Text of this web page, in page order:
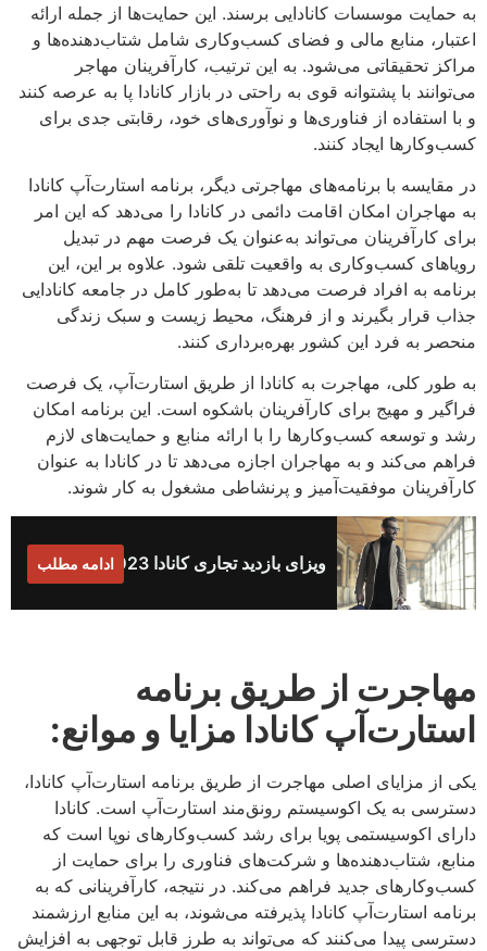
به حمایت موسسات کانادایی برسند. این حمایت‌ها از جمله ارائه
اعتبار، منابع مالی و فضای کسب‌وکاری شامل شتاب‌دهنده‌ها و
مراکز تحقیقاتی می‌شود. به این ترتیب، کارآفرینان مهاجر
می‌توانند با پشتوانه قوی به راحتی در بازار کانادا پا به عرصه کنند
و با استفاده از فناوری‌ها و نوآوری‌های خود، رقابتی جدی برای
کسب‌وکارها ایجاد کنند.
در مقایسه با برنامه‌های مهاجرتی دیگر، برنامه استارت‌آپ کانادا
به مهاجران امکان اقامت دائمی در کانادا را می‌دهد که این امر
برای کارآفرینان می‌تواند به‌عنوان یک فرصت مهم در تبدیل
رویاهای کسب‌وکاری به واقعیت تلقی شود. علاوه بر این، این
برنامه به افراد فرصت می‌دهد تا به‌طور کامل در جامعه کانادایی
جذاب قرار بگیرند و از فرهنگ، محیط زیست و سبک زندگی
منحصر به فرد این کشور بهره‌برداری کنند.
به طور کلی، مهاجرت به کانادا از طریق استارت‌آپ، یک فرصت
فراگیر و مهیج برای کارآفرینان باشکوه است. این برنامه امکان
رشد و توسعه کسب‌وکارها را با ارائه منابع و حمایت‌های لازم
فراهم می‌کند و به مهاجران اجازه می‌دهد تا در کانادا به عنوان
کارآفرینان موفقیت‌آمیز و پرنشاطی مشغول به کار شوند.
ویزای بازدید تجاری کانادا 2023 ادامه مطلب
مهاجرت از طریق برنامه
استارت‌آپ کانادا مزایا و موانع:
یکی از مزایای اصلی مهاجرت از طریق برنامه استارت‌آپ کانادا،
دسترسی به یک اکوسیستم رونق‌مند استارت‌آپ است. کانادا
دارای اکوسیستمی پویا برای رشد کسب‌وکارهای نوپا است که
منابع، شتاب‌دهنده‌ها و شرکت‌های فناوری را برای حمایت از
کسب‌وکارهای جدید فراهم می‌کند. در نتیجه، کارآفرینانی که به
برنامه استارت‌آپ کانادا پذیرفته می‌شوند، به این منابع ارزشمند
دسترسی پیدا می‌کنند که می‌تواند به طرز قابل توجهی به افزایش